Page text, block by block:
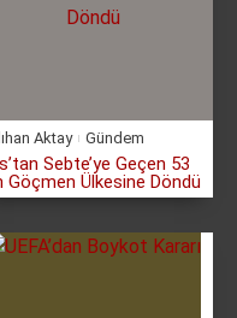
Aktay Gündem
Sebte’ye Geçen 53
Göçmen Ülkesine Döndü